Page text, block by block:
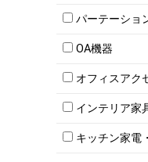
オープン書庫
両開書庫
引き違い書庫
多人数ロッ
シリンダー
ダイヤル錠
ボタン錠ロ
シューズロ
ロッカーそ
T字脚テー
会議テーブ
会議テーブ
折りたたみ
ハイテーブル
折りたたみ
ハイチェア
ミーティン
応接チェア
応接・役員
ハイカウンタ
ローカウン
ラウンジカ
パーテーショ
パーテーショ
自立タイプ
パーテーシ
壁掛けホワ
ホワイトボ
OA機器
iPad
電話機（ビ
シュレッダ
スクリーン
オフィスアク
チェア用台
演台・講演
防音パネル
インテリア家
モールドチ
ダイニング
キッチン家電